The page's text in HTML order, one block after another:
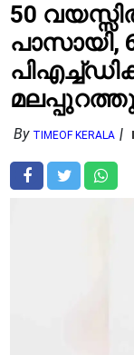
50
പാസായി,
By TIMEOF KERALA